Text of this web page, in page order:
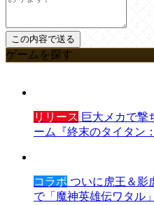
ゲームを探す
リリース 巨大メカで撃
ーム『終末のタイタン
コラボ ついに虎王＆影
で「魔神英雄伝ワタル